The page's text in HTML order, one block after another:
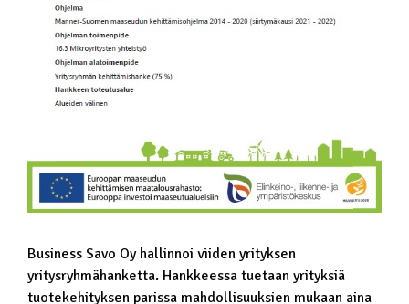
Business Savo Oy hallinnoi viiden yrityksen
yritysryhmähanketta. Hankkeessa tuetaan yrityksiä
tuotekehityksen parissa mahdollisuuksien mukaan aina